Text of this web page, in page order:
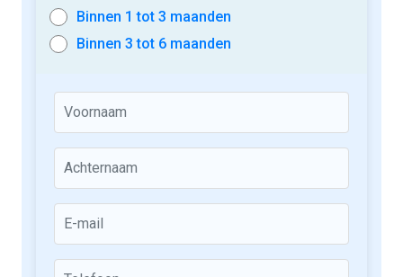
Binnen 1 tot 3 maanden
Binnen 3 tot 6 maanden